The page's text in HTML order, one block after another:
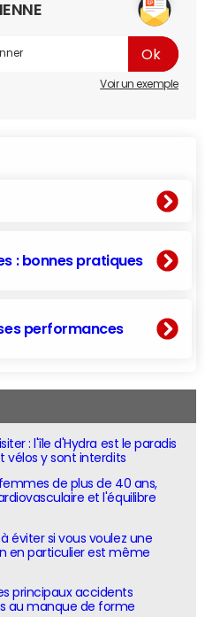
Voir un exemple
: bonnes pratiques
performances
: l'île d'Hydra est le paradis
vélos y sont interdits
femmes de plus de 40 ans,
et l'équilibre
éviter si vous voulez une
en particulier est même
principaux accidents
au manque de forme